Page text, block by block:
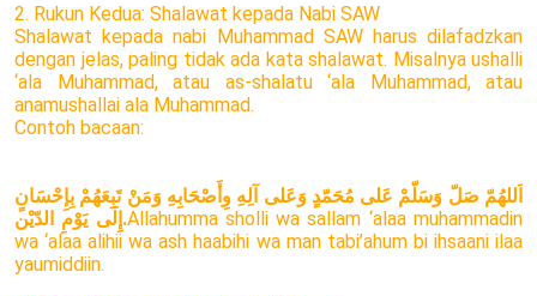
2. Rukun Kedua: Shalawat kepada Nabi SAW
Shalawat kepada nabi Muhammad SAW harus dilafadzkan
dengan jelas, paling tidak ada kata shalawat. Misalnya ushalli
‘ala Muhammad, atau as-shalatu ‘ala Muhammad, atau
anamushallai ala Muhammad.
Contoh bacaan:
اَللهُمّ صَلّ وَسَلّمْ عَلى مُحَمّدٍ وَعَلى آلِهِ وِأَصْحَابِهِ وَمَنْ تَبِعَهُمْ بِإِحْسَانٍ
إِلَى يَوْمِ الدّيْن.Allahumma sholli wa sallam ‘alaa muhammadin
wa ‘alaa alihii wa ash haabihi wa man tabi’ahum bi ihsaani ilaa
yaumiddiin.